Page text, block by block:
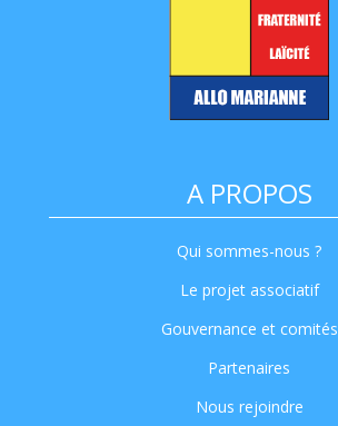
A PROPOS
Qui sommes-nous ?
Le projet associatif
Gouvernance et comités
Partenaires
Nous rejoindre